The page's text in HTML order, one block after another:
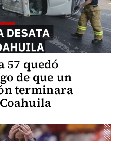
57 quedó
de que un
terminara